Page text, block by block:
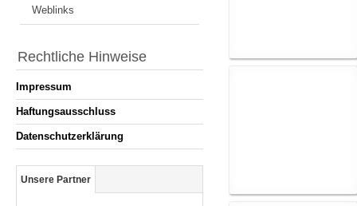
Weblinks
Rechtliche Hinweise
Impressum
Haftungsausschluss
Datenschutzerklärung
Unsere Partner